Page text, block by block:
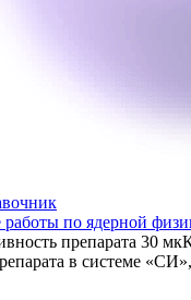
по ядерной
препарата 30
в системе